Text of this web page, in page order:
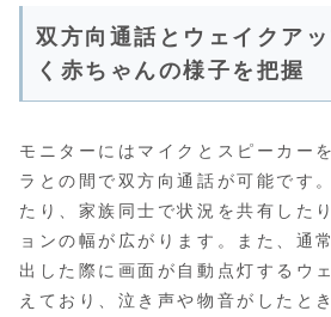
双方向通話とウェイクア
く赤ちゃんの様子を把握
モニターにはマイクとスピーカー
ラとの間で双方向通話が可能です
たり、家族同士で状況を共有した
ョンの幅が広がります。また、通
出した際に画面が自動点灯するウ
えており、泣き声や物音がしたと